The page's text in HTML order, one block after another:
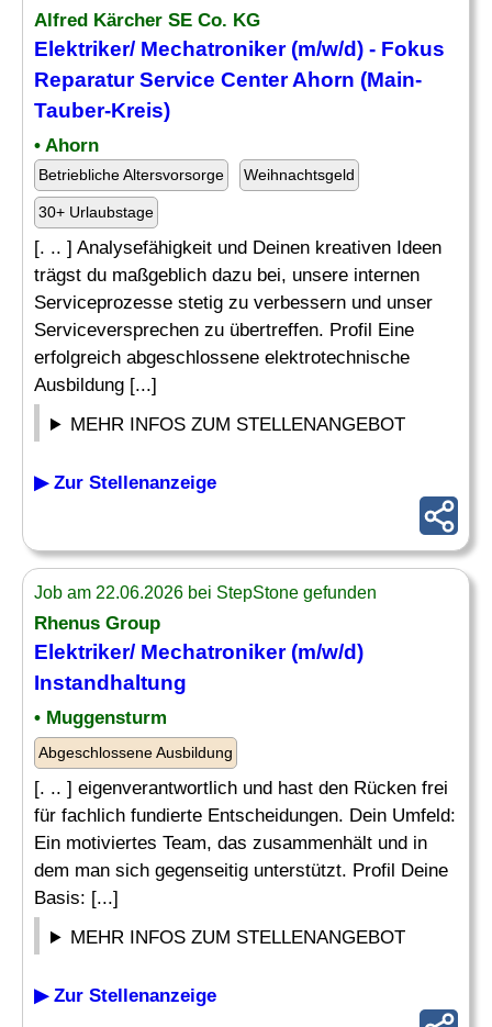
Alfred Kärcher SE Co. KG
Elektriker/ Mechatroniker(m/w/d) - Fokus
Reparatur Service Center Ahorn (Main-
Tauber-Kreis)
• Ahorn
Betriebliche Altersvorsorge Weihnachtsgeld
30+ Urlaubstage
[. .. ] Analysefähigkeit und Deinen kreativen Ideen
trägst du maßgeblich dazu bei, unsere internen
Serviceprozesse stetig zu verbessern und unser
Serviceversprechen zu übertreffen. Profil Eine
erfolgreich abgeschlossene elektrotechnische
Ausbildung [...]
MEHR INFOS ZUM STELLENANGEBOT
▶ Zur Stellenanzeige
Job am 22.06.2026 bei StepStone gefunden
Rhenus Group
Elektriker/ Mechatroniker(m/w/d)
Instandhaltung
• Muggensturm
Abgeschlossene Ausbildung
[. .. ] eigenverantwortlich und hast den Rücken frei
für fachlich fundierte Entscheidungen. Dein Umfeld:
Ein motiviertes Team, das zusammenhält und in
dem man sich gegenseitig unterstützt. Profil Deine
Basis: [...]
MEHR INFOS ZUM STELLENANGEBOT
▶ Zur Stellenanzeige